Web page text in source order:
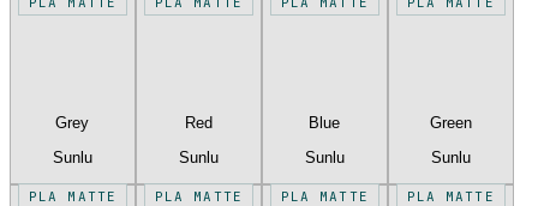
Grey
Sunlu
Red
Sunlu
Blue
Sunlu
Green
Sunlu
PLA MATTE PLA MATTE PLA MATTE PLA MATTE